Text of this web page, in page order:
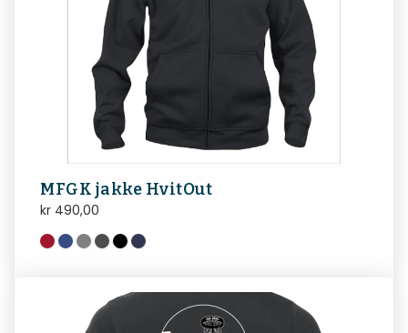
MFGK jakke HvitOut
kr 490,00